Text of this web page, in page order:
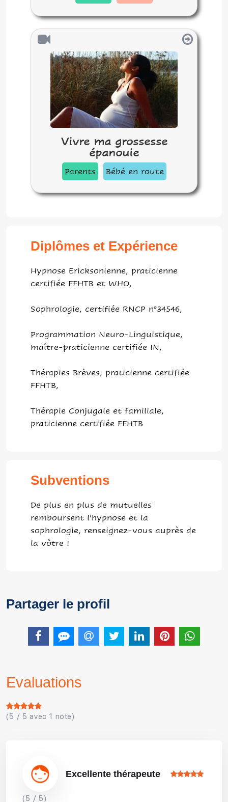
Vivre ma grossesse
épanouie
Parents Bébé en route
Diplômes et Expérience
Hypnose Ericksonienne, praticienne
certifiée FFHTB et WHO,
Sophrologie, certifiée RNCP n°34546,
Programmation Neuro-Linguistique,
maître-praticienne certifiée IN,
Thérapies Brèves, praticienne certifiée
FFHTB,
Thérapie Conjugale et familiale,
praticienne certifiée FFHTB
Subventions
De plus en plus de mutuelles
remboursent l'hypnose et la
sophrologie, renseignez-vous auprès de
la vôtre !
Partager le profil
Evaluations
(5 / 5 avec 1 note)
Excellente thérapeute
(5 / 5)